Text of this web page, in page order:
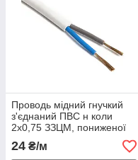
Проводь мідний гнучкий
з'єднаний ПВС н коли
2х0,75 ЗЗЦМ, пониженої
палива, з зниженим
димовим
24 ₴/м